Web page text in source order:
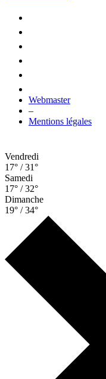
Webmaster
–
Mentions légales
Vendredi
17° / 31°
Samedi
17° / 32°
Dimanche
19° / 34°